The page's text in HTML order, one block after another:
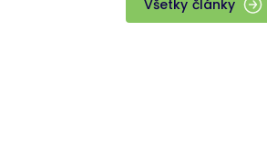
Všetky články